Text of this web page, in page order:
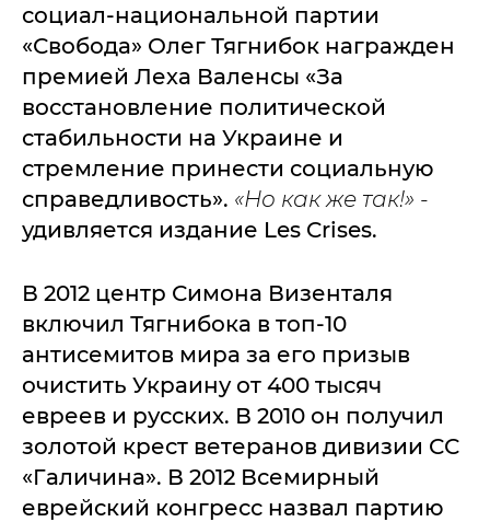
социал-национальной партии
«Свобода» Олег Тягнибок награжден
премией Леха Валенсы «За
восстановление политической
стабильности на Украине и
стремление принести социальную
справедливость». «Но как же так!» -
удивляется издание Les Crises.
В 2012 центр Симона Визенталя
включил Тягнибока в топ-10
антисемитов мира за его призыв
очистить Украину от 400 тысяч
евреев и русских. В 2010 он получил
золотой крест ветеранов дивизии СС
«Галичина». В 2012 Всемирный
еврейский конгресс назвал партию